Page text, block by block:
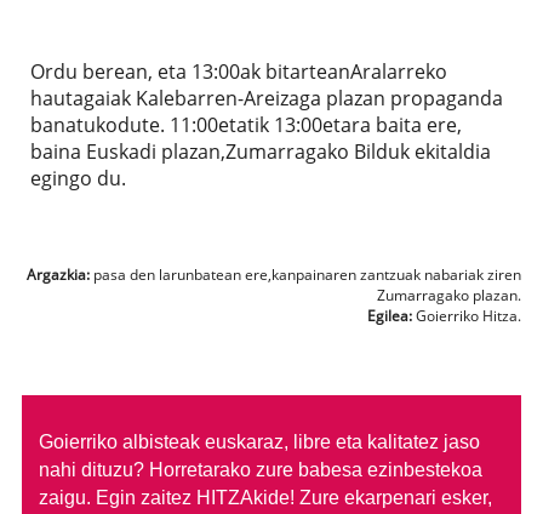
Ordu berean, eta 13:00ak bitarteanAralarreko
hautagaiak Kalebarren-Areizaga plazan propaganda
banatukodute. 11:00etatik 13:00etara baita ere,
baina Euskadi plazan,Zumarragako Bilduk ekitaldia
egingo du.
Argazkia: pasa den larunbatean ere,kanpainaren zantzuak nabariak ziren
Zumarragako plazan.
Egilea:Goierriko Hitza.
Goierriko albisteak euskaraz, libre eta kalitatez jaso
nahi dituzu? Horretarako zure babesa ezinbestekoa
zaigu. Egin zaitez HITZAkide! Zure ekarpenari esker,